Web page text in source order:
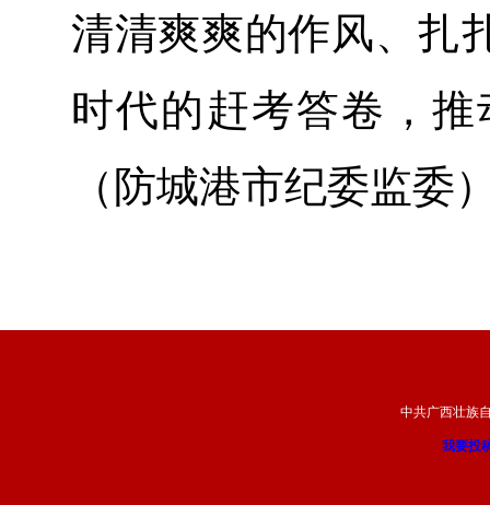
清清爽爽的作风、扎
时代的赶考答卷，
（防城港市纪委监委
中共广西壮族
我要投